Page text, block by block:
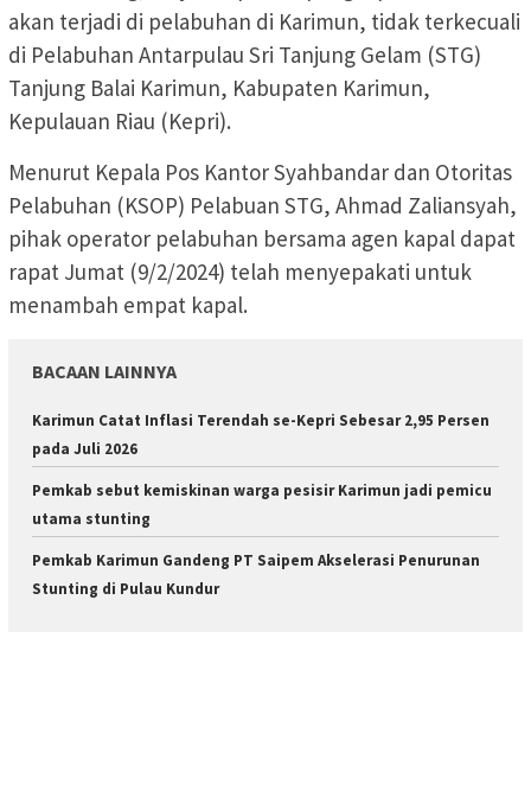
akan terjadi di pelabuhan di Karimun, tidak terkecuali
di Pelabuhan Antarpulau Sri Tanjung Gelam (STG)
Tanjung Balai Karimun, Kabupaten Karimun,
Kepulauan Riau (Kepri).
Menurut Kepala Pos Kantor Syahbandar dan Otoritas
Pelabuhan (KSOP) Pelabuan STG, Ahmad Zaliansyah,
pihak operator pelabuhan bersama agen kapal dapat
rapat Jumat (9/2/2024) telah menyepakati untuk
menambah empat kapal.
BACAAN LAINNYA
Karimun Catat Inflasi Terendah se-Kepri Sebesar 2,95 Persen
pada Juli 2026
Pemkab sebut kemiskinan warga pesisir Karimun jadi pemicu
utama stunting
Pemkab Karimun Gandeng PT Saipem Akselerasi Penurunan
Stunting di Pulau Kundur